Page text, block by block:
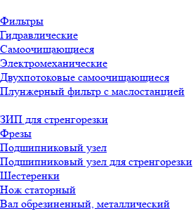
Фильтры
Гидравлические
Самоочищающиеся
Электромеханические
Двухпотоковые самоочищающиеся
Плунжерный фильтр с маслостанцией
ЗИП для стренгорезки
Фрезы
Подшипниковый узел
Подшипниковый узел для стренгорезки
Шестеренки
Нож статорный
Вал обрезиненный, металлический